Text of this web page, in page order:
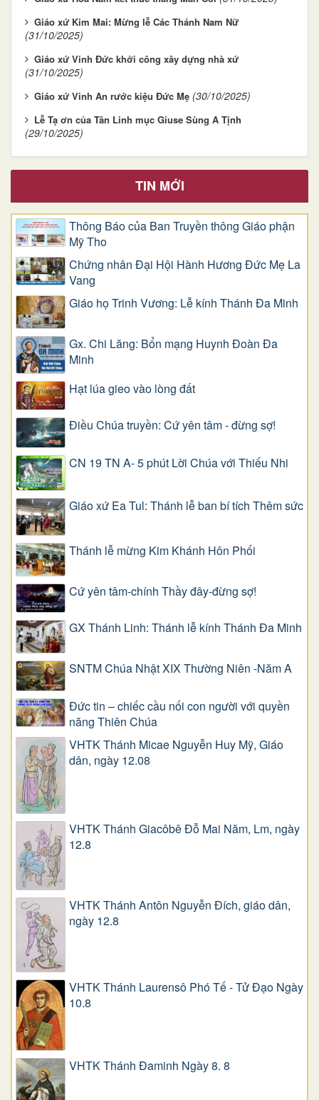
Giáo xứ Kim Mai: Mừng lễ Các Thánh Nam Nữ
(31/10/2025)
Giáo xứ Vinh Đức khởi công xây dựng nhà xứ
(31/10/2025)
Giáo xứ Vinh An rước kiệu Đức Mẹ (30/10/2025)
Lễ Tạ ơn của Tân Linh mục Giuse Sùng A Tịnh
(29/10/2025)
TIN MỚI
Thông Báo của Ban Truyền thông Giáo phận
Mỹ Tho
Chứng nhân Đại Hội Hành Hương Đức Mẹ La
Vang
Giáo họ Trinh Vương: Lễ kính Thánh Đa Minh
Gx. Chi Lăng: Bổn mạng Huynh Đoàn Đa
Minh
Hạt lúa gieo vào lòng đất
Điều Chúa truyền: Cứ yên tâm - đừng sợ!
CN 19 TN A- 5 phút Lời Chúa với Thiếu Nhi
Giáo xứ Ea Tul: Thánh lễ ban bí tích Thêm sức
Thánh lễ mừng Kim Khánh Hôn Phối
Cứ yên tâm-chính Thầy đây-đừng sợ!
GX Thánh Linh: Thánh lễ kính Thánh Đa Minh
SNTM Chúa Nhật XIX Thường Niên -Năm A
Đức tin – chiếc cầu nối con người với quyền
năng Thiên Chúa
VHTK Thánh Micae Nguyễn Huy Mỹ, Giáo
dân, ngày 12.08
VHTK Thánh Giacôbê Ðỗ Mai Năm, Lm, ngày
12.8
VHTK Thánh Antôn Nguyễn Ðích, giáo dân,
ngày 12.8
VHTK Thánh Laurensô Phó Tế - Tử Đạo Ngày
10.8
VHTK Thánh Đaminh Ngày 8. 8